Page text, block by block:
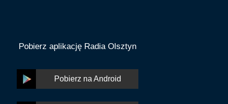
Pobierz aplikację Radia Olsztyn
Pobierz na Android